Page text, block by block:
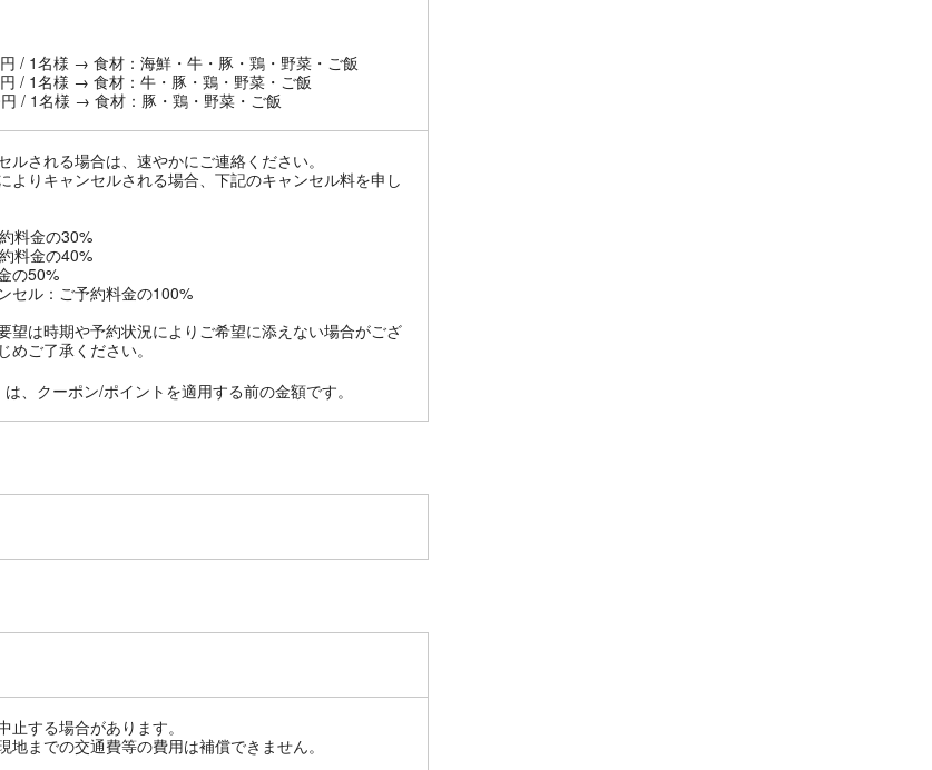
/ 1名様 → 食材：海鮮・牛・豚・鶏・野菜・ご飯
/ 1名様 → 食材：牛・豚・鶏・野菜・ご飯
/ 1名様 → 食材：豚・鶏・野菜・ご飯
ルされる場合は、速やかにご連絡ください。
よりキャンセルされる場合、下記のキャンセル料を申し
料金の30%
料金の40%
の50%
セル：ご予約料金の100%
望は時期や予約状況によりご希望に添えない場合がござ
めご了承ください。
、クーポン/ポイントを適用する前の金額です。
止する場合があります。
地までの交通費等の費用は補償できません。